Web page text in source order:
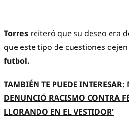
Torres reiteró que su deseo era
que este tipo de cuestiones
futbol.
TAMBIÉN TE PUEDE
DENUNCIÓ RACISMO CONTRA
LLORANDO EN EL VESTIDOR'